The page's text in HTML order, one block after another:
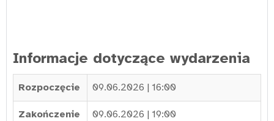
Informacje dotyczące wydarzenia
Rozpoczęcie 09.06.2026 | 16:00
Zakończenie 09.06.2026 | 19:00